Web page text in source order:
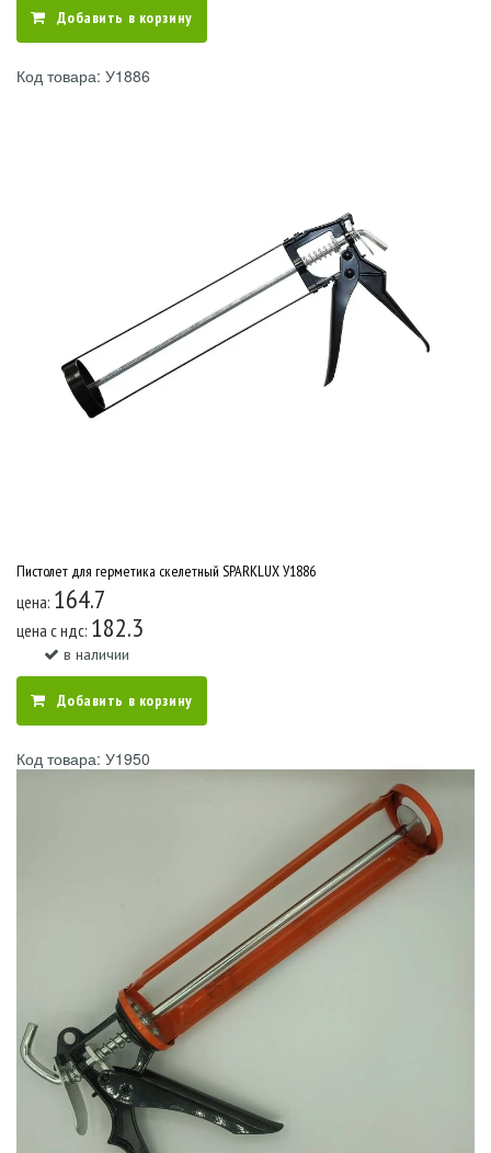
Добавить в корзину
Код товара: У1886
Пистолет для герметика скелетный SPARKLUX У1886
цена: 164.7
цена c ндс: 182.3
в наличии
Добавить в корзину
Код товара: У1950